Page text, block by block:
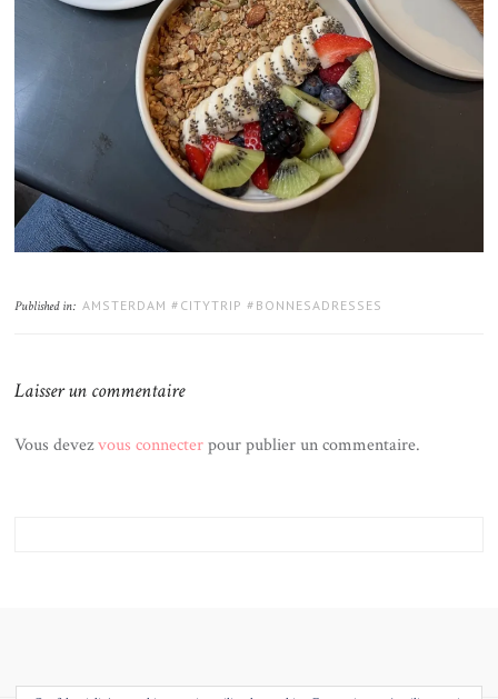
Published in: AMSTERDAM #CITYTRIP #BONNESADRESSES
Laisser un commentaire
Vous devezvous connecterpour publier un commentaire.